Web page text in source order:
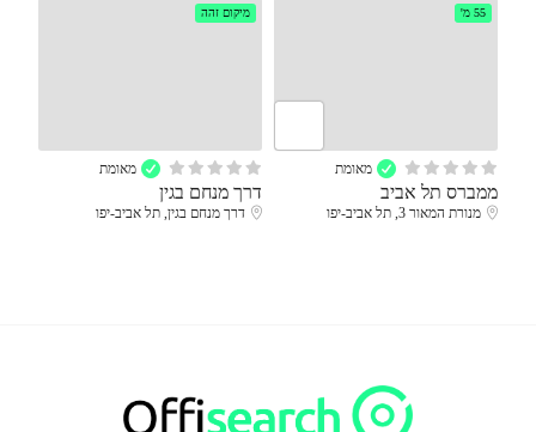
מאומת
55 מ'
ממברס תל אביב
מנורת המאור 3, תל אביב-יפו
מאומת
מיקום זהה
דרך מנחם בגין
דרך מנחם בגין, תל אביב-יפו